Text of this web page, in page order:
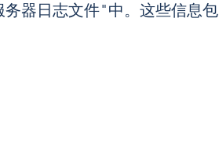
器日志文件"中。这些信息包